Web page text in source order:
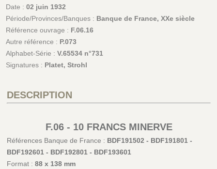
Date : 02 juin 1932
Période/Provinces/Banques : Banque de France, XXe siècle
Référence ouvrage : F.06.16
Autre référence : P.073
Alphabet-Série : V.65534 n°731
Signatures : Platet, Strohl
DESCRIPTION
F.06 - 10 FRANCS MINERVE
Références Banque de France : BDF191502 - BDF191801 -
BDF192601 - BDF192801 - BDF193601
Format : 88 x 138 mm